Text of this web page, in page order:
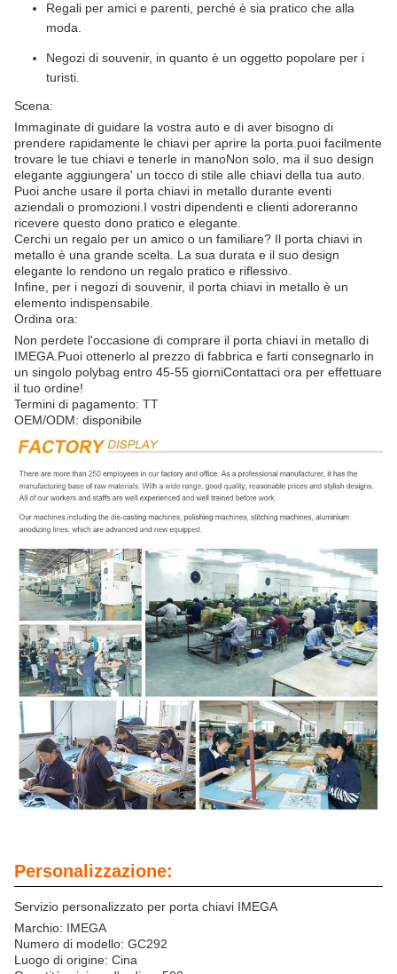
Regali per amici e parenti, perché è sia pratico che alla
moda.
Negozi di souvenir, in quanto è un oggetto popolare per i
turisti.
Scena:
Immaginate di guidare la vostra auto e di aver bisogno di
prendere rapidamente le chiavi per aprire la porta.puoi facilmente
trovare le tue chiavi e tenerle in manoNon solo, ma il suo design
elegante aggiungera' un tocco di stile alle chiavi della tua auto.
Puoi anche usare il porta chiavi in metallo durante eventi
aziendali o promozioni.I vostri dipendenti e clienti adoreranno
ricevere questo dono pratico e elegante.
Cerchi un regalo per un amico o un familiare? Il porta chiavi in
metallo è una grande scelta. La sua durata e il suo design
elegante lo rendono un regalo pratico e riflessivo.
Infine, per i negozi di souvenir, il porta chiavi in metallo è un
elemento indispensabile.
Ordina ora:
Non perdete l'occasione di comprare il porta chiavi in metallo di
IMEGA.Puoi ottenerlo al prezzo di fabbrica e farti consegnarlo in
un singolo polybag entro 45-55 giorniContattaci ora per effettuare
il tuo ordine!
Termini di pagamento: TT
OEM/ODM: disponibile
Personalizzazione:
Servizio personalizzato per porta chiavi IMEGA
Marchio: IMEGA
Numero di modello: GC292
Luogo di origine: Cina